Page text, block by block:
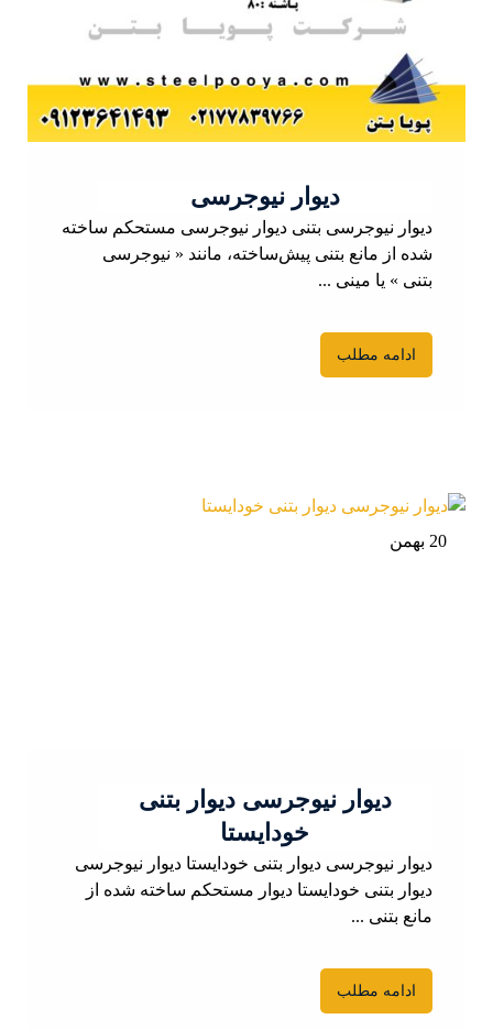
دیوار نیوجرسی
دیوار نیوجرسی بتنی دیوار نیوجرسی مستحکم ساخته
شده از مانع بتنی پیش‌ساخته، مانند « نیوجرسی
بتنی » یا مینی ...
ادامه مطلب
20 بهمن
دیوار نیوجرسی دیوار بتنی
خودایستا
دیوار نیوجرسی دیوار بتنی خودایستا دیوار نیوجرسی
دیوار بتنی خودایستا دیوار مستحکم ساخته شده از
مانع بتنی ...
ادامه مطلب